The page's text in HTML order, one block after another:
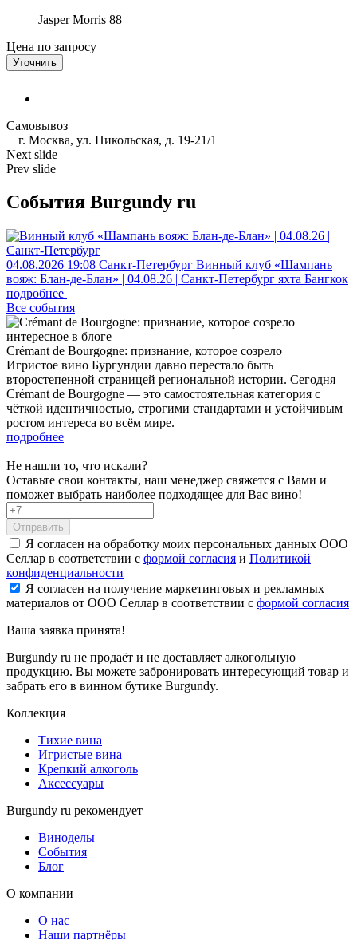
Jasper Morris 88
Цена по запросу
Уточнить
Самовывоз
г. Москва, ул. Никольская, д. 19-21/1
Next slide
Prev slide
События Burgundy ru
04.08.2026 19:08 Санкт-Петербург Винный клуб «Шампань
вояж: Блан-де-Блан» | 04.08.26 | Санкт-Петербург яхта Бангкок
подробнее
Все события
интересное в блоге
Crémant de Bourgogne: признание, которое созрело
Игристое вино Бургундии давно перестало быть
второстепенной страницей региональной истории. Сегодня
Crémant de Bourgogne — это самостоятельная категория с
чёткой идентичностью, строгими стандартами и устойчивым
ростом интереса во всём мире.
подробнее
Не нашли то, что искали?
Оставьте свои контакты, наш менеджер свяжется с Вами и
поможет выбрать наиболее подходящее для Вас вино!
Отправить
Я согласен на обработку моих персональных данных ООО
Селлар в соответствии с формой согласия и Политикой
конфиденциальности
Я согласен на получение маркетинговых и рекламных
материалов от ООО Селлар в соответствии с формой согласия
Ваша заявка принята!
Burgundy ru не продаёт и не доставляет алкогольную
продукцию. Вы можете забронировать интересующий товар и
забрать его в винном бутике Burgundy.
Коллекция
Тихие вина
Игристые вина
Крепкий алкоголь
Аксессуары
Burgundy ru рекомендует
Виноделы
События
Блог
О компании
О нас
Наши партнёры